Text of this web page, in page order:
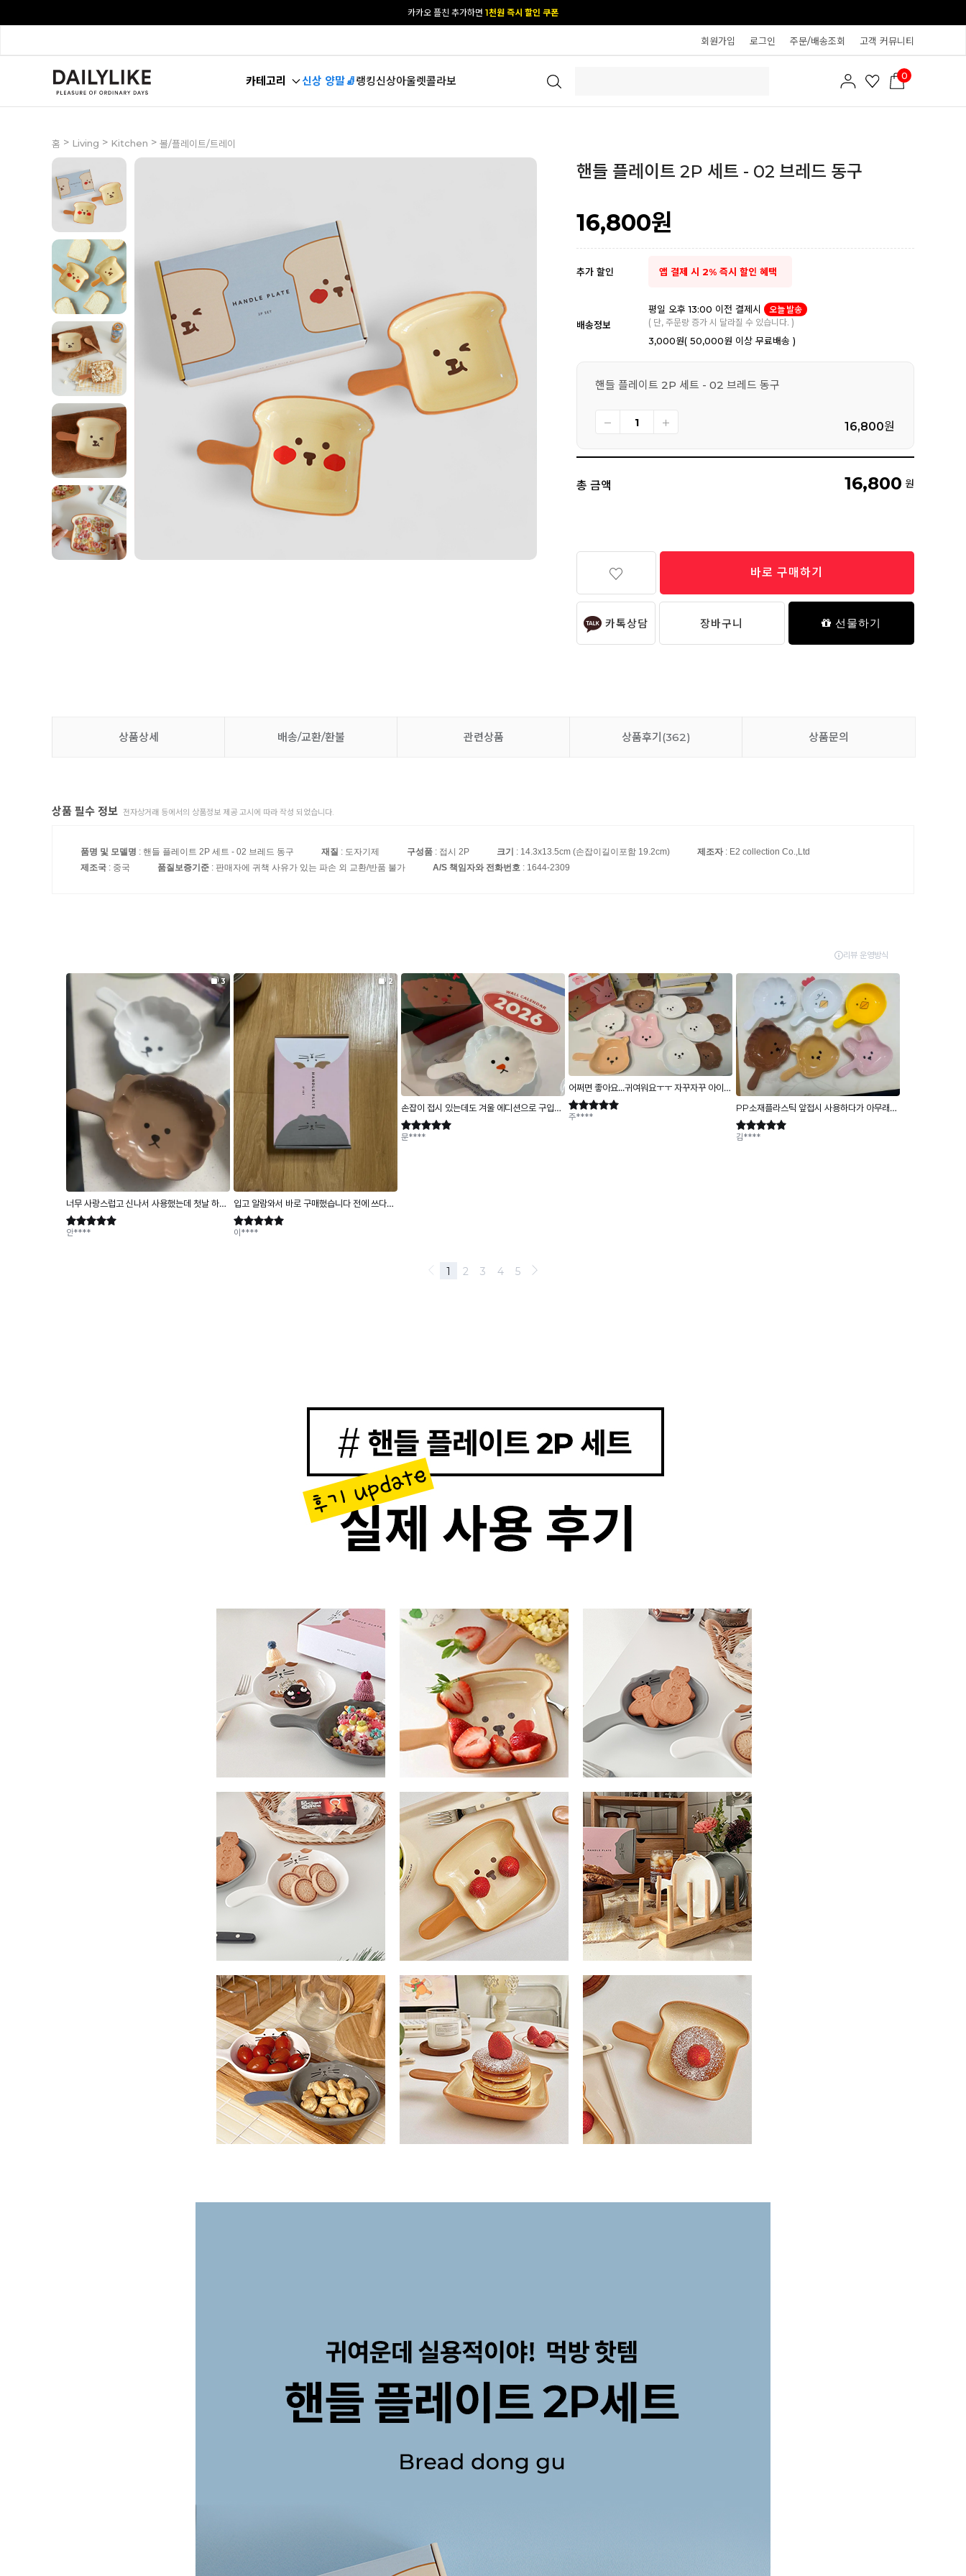
카카오 플친 추가하면 1천원 즉시 할인 쿠폰
회원가입 로그인 주문/배송조회 고객 커뮤니티
카테고리 신상 양말🧦랭킹신상아울렛콜라보 0
홈 > Living > Kitchen > 볼/플레이트/트레이
핸들 플레이트 2P 세트 - 02 브레드 동구
16,800원
추가 할인 앱 결제 시 2% 즉시 할인 혜택
배송정보
평일 오후 13:00 이전 결제시
오늘 발송
( 단, 주문량 증가 시 달라질 수 있습니다. )
3,000원( 50,000원 이상 무료배송 )
핸들 플레이트 2P 세트 - 02 브레드 동구
16,800원
총 금액 16,800 원
바로 구매하기
카톡상담 장바구니 선물하기
상품상세 배송/교환/환불 관련상품 상품후기(362) 상품문의
상품 필수 정보 전자상거래 등에서의 상품정보 제공 고시에 따라 작성 되었습니다.
품명 및 모델명 : 핸들 플레이트 2P 세트 - 02 브레드 동구 재질 : 도자기제 구성품 : 접시 2P 크기 : 14.3x13.5cm (손잡이길이포함 19.2cm) 제조자: E2 collection Co.,Ltd
제조국 : 중국 품질보증기준 : 판매자에 귀책 사유가 있는 파손 외 교환/반품 불가 A/S 책임자와 전화번호 : 1644-2309